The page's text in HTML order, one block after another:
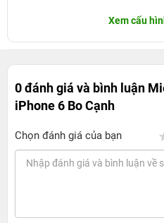
Xem cấu
0 đánh giá và bình luận
iPhone 6 Bo Cạnh
Chọn đánh giá của bạn